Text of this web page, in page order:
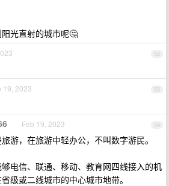
光直射的城市呢🤔️
52
53
19, 2023
54
Feb 19, 2023
游，在旅游中轻办公，不叫数字游民。
电信、联通、移动、教育网四线接入的机
级或二线城市的中心城市地带。